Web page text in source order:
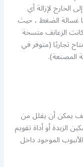
الخارج لإزالة أي
غسالة الضغط ، حيث
الزعانف متسخة
تجاريًا (متوفر في
المصنعة).
يمكن أن يقلل من
الزبدة أو أداة تقويم
الموجود داخل